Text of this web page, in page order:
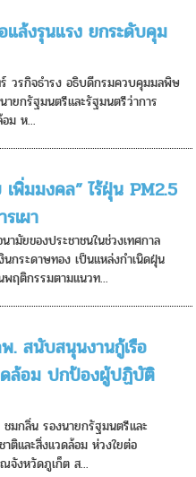
แล้งรุนแรง ยกระดับคุม
วรกิจธำรง อธิบดีกรมควบคุมมลพิษ
ยกรัฐมนตรีและรัฐมนตรีว่าการ
ม ห...
พิ่มมงคล” ไร้ฝุ่น PM2.5
เผา
มัยของประชาชนในช่วงเทศกาล
กระดาษทอง เป็นแหล่งกำเนิดฝุ่น
พฤติกรรมตามแนวท...
. สนับสนุนงานกู้เรือ
ดล้อม ปกป้องผู้ปฏิบัติ
มกลิ่น รองนายกรัฐมนตรีและ
ติและสิ่งแวดล้อม ห่วงใยต่อ
จังหวัดภูเก็ต ส...